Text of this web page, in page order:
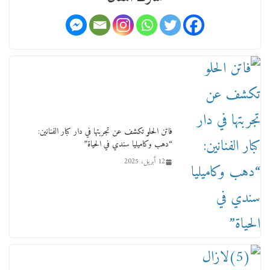
فاتن الحلو تكشف عن تجربتها في دار كبار الفنانين:
“دهب وكاميليا سندي في الحياة”
12 أبريل، 2025